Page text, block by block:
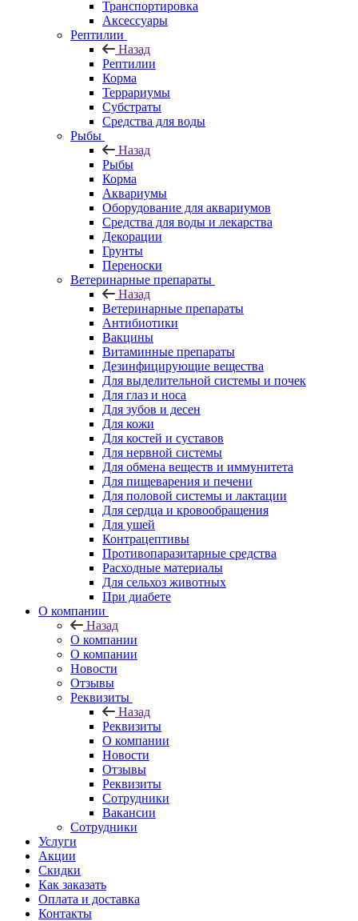
Транспортировка
Аксессуары
Рептилии
Назад
Рептилии
Корма
Террариумы
Субстраты
Средства для воды
Рыбы
Назад
Рыбы
Корма
Аквариумы
Оборудование для аквариумов
Средства для воды и лекарства
Декорации
Грунты
Переноски
Ветеринарные препараты
Назад
Ветеринарные препараты
Антибиотики
Вакцины
Витаминные препараты
Дезинфицирующие вещества
Для выделительной системы и почек
Для глаз и носа
Для зубов и десен
Для кожи
Для костей и суставов
Для нервной системы
Для обмена веществ и иммунитета
Для пищеварения и печени
Для половой системы и лактации
Для сердца и кровообращения
Для ушей
Контрацептивы
Противопаразитарные средства
Расходные материалы
Для сельхоз животных
При диабете
О компании
Назад
О компании
О компании
Новости
Отзывы
Реквизиты
Назад
Реквизиты
О компании
Новости
Отзывы
Реквизиты
Сотрудники
Вакансии
Сотрудники
Услуги
Акции
Скидки
Как заказать
Оплата и доставка
Контакты